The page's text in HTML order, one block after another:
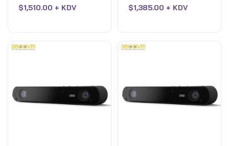
aldı
$1,510.00 + KDV
aldı
$1,385.00 + KDV